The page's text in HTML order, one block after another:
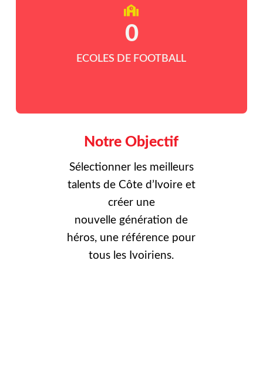
ECOLES DE FOOTBALL
0
Notre Objectif
Sélectionner les meilleurs
talents de Côte d’Ivoire et
créer une
nouvelle génération de
héros, une référence pour
tous les Ivoiriens.